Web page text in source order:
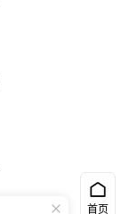
首页